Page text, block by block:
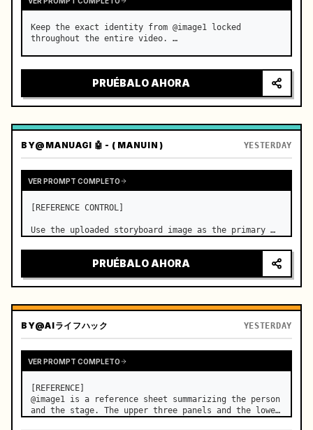
Keep the exact identity from @image1 locked
throughout the entire video. …
PRUÉBALO AHORA
BY@MANUAGI 🤖 - ( MANUIN ) YESTERDAY
VER PROMPT COMPLETO
[REFERENCE CONTROL]
Use the uploaded storyboard image as the primary
design, costume design, environment, emotional
progression, and shot order.
PRUÉBALO AHORA
BY@AIライフハック YESTERDAY
VER PROMPT COMPLETO
[REFERENCE]
@image1 is a reference sheet summarizing the person
and the stage. The upper three panels and the lower